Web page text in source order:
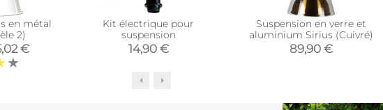
en métal
2)
€
Kit électrique pour
suspension
14,90 €
Suspension en verre et
aluminium Sirius (Cuivré)
89,90 €